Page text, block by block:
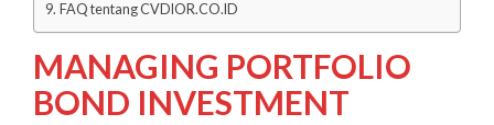
FAQ tentang CVDIOR.CO.ID
MANAGING PORTFOLIO
BOND INVESTMENT